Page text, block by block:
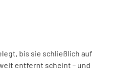
bis sie schließlich auf
entfernt scheint – und